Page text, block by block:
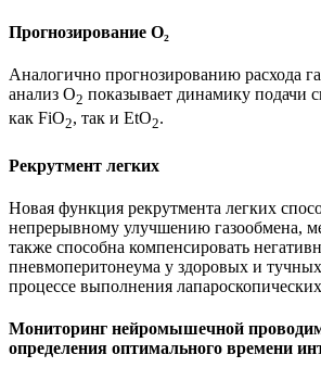
Прогнозирование O₂
Аналогично прогнозированию расхода
анализ О2 показывает динамику подачи
как FiO2, так и EtO2.
Рекрутмент легких
Новая функция рекрутмента легких
непрерывному улучшению газообмена,
также способна компенсировать
пневмоперитонеума у здоровых и
процессе выполнения
Мониторинг нейромышечной
определения оптимального времени